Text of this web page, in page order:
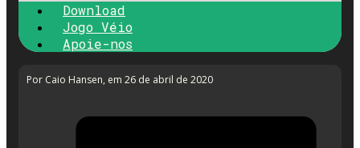
Download
Jogo Véio
Apoie-nos
Por Caio Hansen, em 26 de abril de 2020